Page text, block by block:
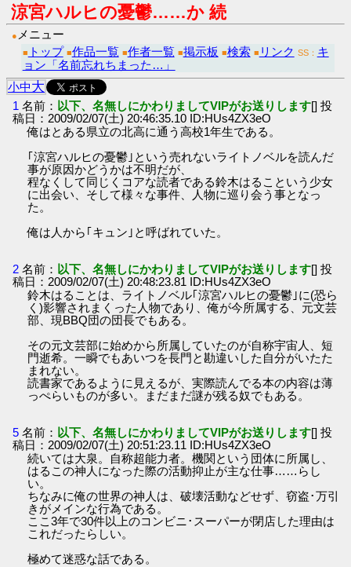
涼宮ハルヒの憂鬱……か 続
● メニュー
■ トップ ■作品一覧 ■作者一覧 ■掲示板 ■検索 ■ リンク SS： キ
ョン「名前忘れちまった…」
小中大
1 名前： 以下、名無しにかわりましてVIPがお送りします[] 投
稿日：2009/02/07(土) 20:46:35.10 ID:HUs4ZX3eO
俺はとある県立の北高に通う高校1年生である。
｢涼宮ハルヒの憂鬱｣という売れないライトノベルを読んだ
事が原因かどうかは不明だが、
程なくして同じくコアな読者である鈴木はるこという少女
に出会い、そして様々な事件、人物に巡り会う事となっ
た。
俺は人から｢キュン｣と呼ばれていた。
2 名前： 以下、名無しにかわりましてVIPがお送りします[] 投
稿日：2009/02/07(土) 20:48:23.81 ID:HUs4ZX3eO
鈴木はることは、ライトノベル｢涼宮ハルヒの憂鬱｣に(恐ら
く)影響されまくった人物であり、俺が今所属する、元文芸
部、現BBQ団の団長でもある。
その元文芸部に始めから所属していたのが自称宇宙人、短
門逝希。一瞬でもあいつを長門と勘違いした自分がいたた
まれない。
読書家であるように見えるが、実際読んでる本の内容は薄
っぺらいものが多い。まだまだ謎が残る奴でもある。
5 名前： 以下、名無しにかわりましてVIPがお送りします[] 投
稿日：2009/02/07(土) 20:51:23.11 ID:HUs4ZX3eO
続いては大泉。自称超能力者。機関という団体に所属し、
はるこの神人になった際の活動抑止が主な仕事……らし
い。
ちなみに俺の世界の神人は、破壊活動などせず、窃盗･万引
きがメインな行為である。
ここ3年で30件以上のコンビニ･スーパーが閉店した理由は
これだったらしい。
極めて迷惑な話である。